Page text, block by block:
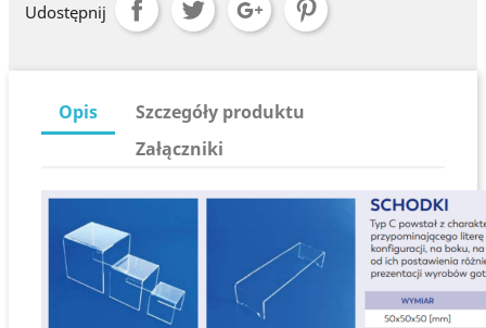
Udostępnij
Opis
Szczegóły produktu
Załączniki